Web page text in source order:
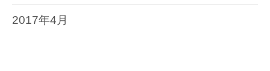
2017年4月